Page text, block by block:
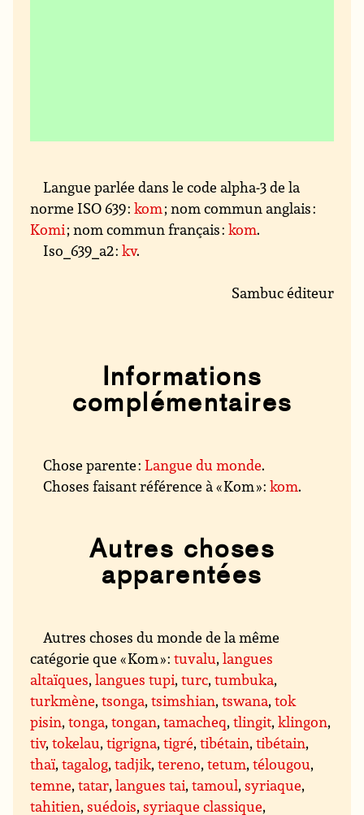
Langue parlée dans le code alpha-3 de la
norme ISO 639 :kom; nom commun anglais :
Komi; nom commun français :kom.
Iso_639_a2 :kv.
Sambuc éditeur
Informations
complémentaires
Chose parente :Langue du monde.
Choses faisant référence à « Kom » :kom.
Autres choses
apparentées
Autres choses du monde de la même
catégorie que « Kom » :tuvalu,langues
altaïques,langues tupi,turc,tumbuka,
turkmène,tsonga,tsimshian,tswana,tok
pisin,tonga,tongan,tamacheq,tlingit,klingon,
tiv,tokelau,tigrigna,tigré,tibétain,tibétain,
thaï,tagalog,tadjik,tereno,tetum,télougou,
temne,tatar,langues tai,tamoul,syriaque,
tahitien,suédois,syriaque classique,